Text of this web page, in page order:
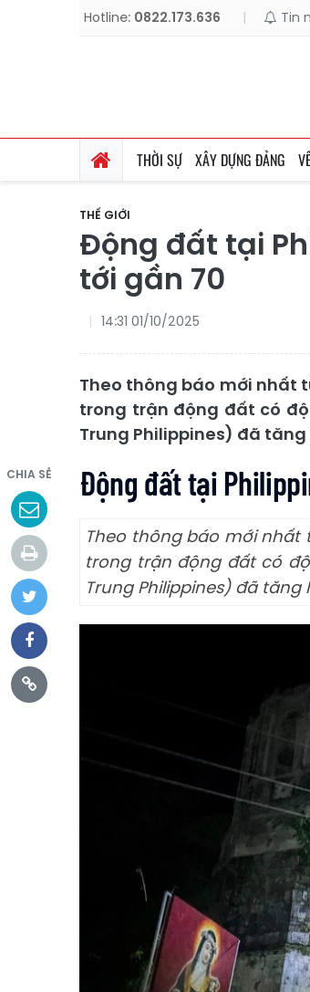
Hotline: 0822.173.636 | Tin
THỜI SỰ XÂY DỰNG ĐẢNG
THẾ GIỚI
Động đất tại
tới gần 70
14:31 01/10/2025
Theo thông báo mới nhất
trong trận động đất có
Trung Philippines) đã tăng
CHIA SẺ Động đất tại
Theo thông báo mới nhất
trong trận động đất có
Trung Philippines) đã tăng